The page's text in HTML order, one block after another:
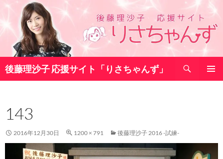
コ
テ
へ
ス
プ
後藤理沙子 応援サイト「りさちゃんず」
索
143
2016年12月30日 1200 × 791 後藤理沙子 2016 -試練-